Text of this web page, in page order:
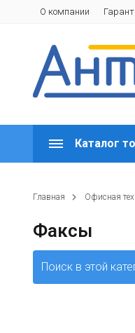
О компании
Каталог
Главная Офисная
Факсы
Поиск в этой